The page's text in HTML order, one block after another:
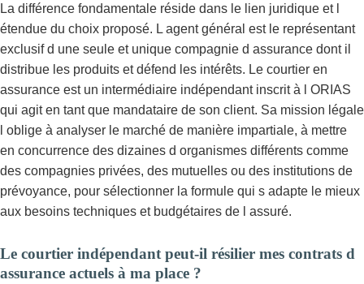
La différence fondamentale réside dans le lien juridique et l
étendue du choix proposé. L agent général est le représentant
exclusif d une seule et unique compagnie d assurance dont il
distribue les produits et défend les intérêts. Le courtier en
assurance est un intermédiaire indépendant inscrit à l ORIAS
qui agit en tant que mandataire de son client. Sa mission légale
l oblige à analyser le marché de manière impartiale, à mettre
en concurrence des dizaines d organismes différents comme
des compagnies privées, des mutuelles ou des institutions de
prévoyance, pour sélectionner la formule qui s adapte le mieux
aux besoins techniques et budgétaires de l assuré.
Le courtier indépendant peut-il résilier mes contrats d
assurance actuels à ma place ?